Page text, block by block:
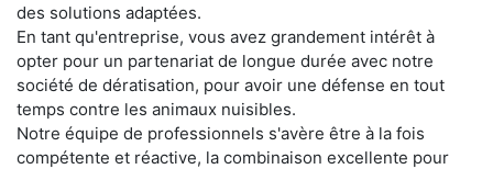
des solutions adaptées.
En tant qu'entreprise, vous avez grandement intérêt à
opter pour un partenariat de longue durée avec notre
société de dératisation, pour avoir une défense en tout
temps contre les animaux nuisibles.
Notre équipe de professionnels s'avère être à la fois
compétente et réactive, la combinaison excellente pour